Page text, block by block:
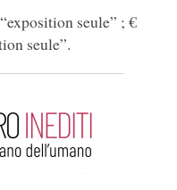
seule” ; €
seule”.